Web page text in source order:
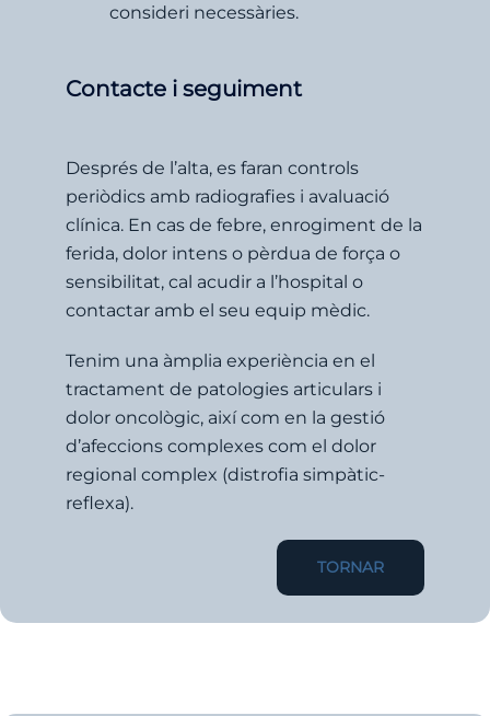
consideri necessàries.
Contacte i seguiment
Després de l’alta, es faran controls
periòdics amb radiografies i avaluació
clínica. En cas de febre, enrogiment de la
ferida, dolor intens o pèrdua de força o
sensibilitat, cal acudir a l’hospital o
contactar amb el seu equip mèdic.
Tenim una àmplia experiència en el
tractament de patologies articulars i
dolor oncològic, així com en la gestió
d’afeccions complexes com el dolor
regional complex (distrofia simpàtic-
reflexa).
TORNAR